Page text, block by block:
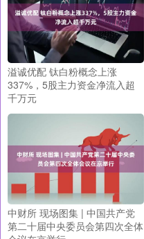
溢诚优配 钛白粉概念上涨
337%，5股主力资金净流入超
千万元
中财所 现场图集 | 中国共产党
第二十届中央委员会第四次全体